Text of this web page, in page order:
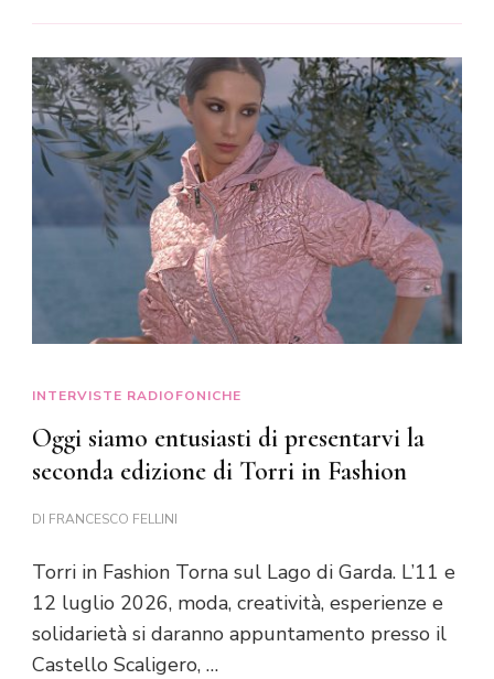
INTERVISTE RADIOFONICHE
Oggi siamo entusiasti di presentarvi la
seconda edizione di Torri in Fashion
DI FRANCESCO FELLINI
Torri in Fashion Torna sul Lago di Garda. L’11 e
12 luglio 2026, moda, creatività, esperienze e
solidarietà si daranno appuntamento presso il
Castello Scaligero, …